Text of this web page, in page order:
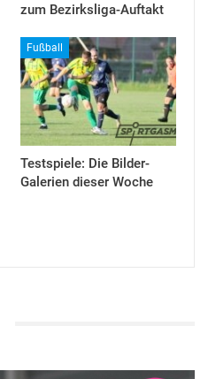
zum Bezirksliga-Auftakt
Fußball
Testspiele: Die Bilder-
Galerien dieser Woche